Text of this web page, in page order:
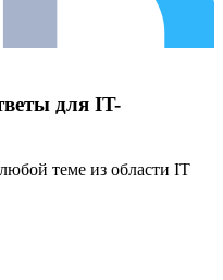
для IT-
теме из области IT